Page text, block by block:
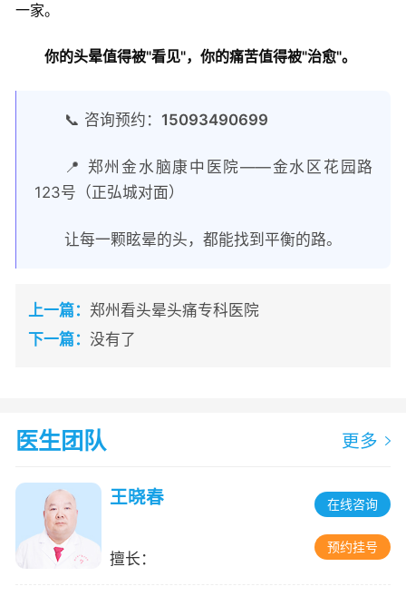
一家。
你的头晕值得被"看见"，你的痛苦值得被"治愈"。
📞 咨询预约： 15093490699
📍 郑州金水脑康中医院——金水区花园路
123号（正弘城对面）
让每一颗眩晕的头，都能找到平衡的路。
上一篇： 郑州看头晕头痛专科医院
下一篇： 没有了
医生团队 更多
王晓春
擅长：
在线咨询
预约挂号